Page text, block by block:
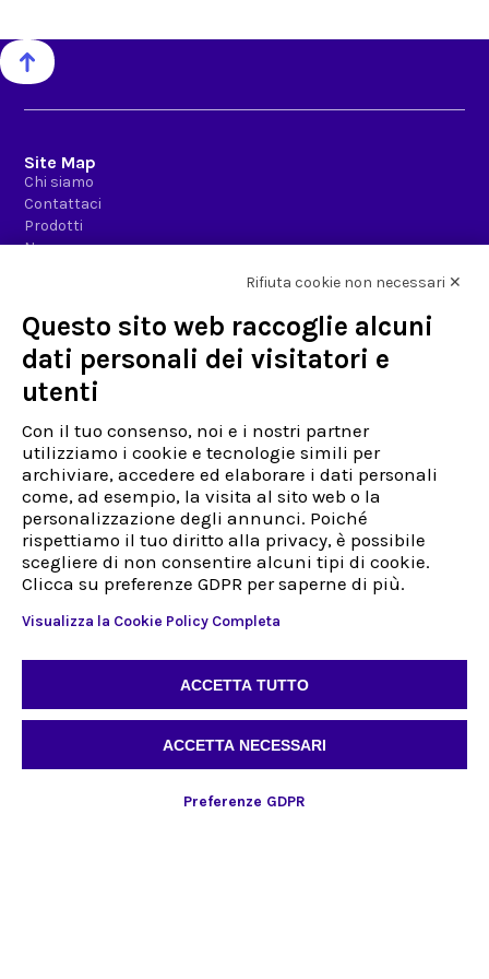
Site Map
Chi siamo
Contattaci
Prodotti
News-room
Privacy Policy & Info
Politiche per la qualità
Codice etico
Fatturazione Elettronica
Lavora con noi
Assistenza
Già Cliente
Nuovo Cliente
Indirizzo
Via Sestriere 3, 10060
Candiolo (TO)
Italy
Fax:+39 0113972132
Rifiuta cookie non necessari ✕
Questo sito web raccoglie alcuni
dati personali dei visitatori e
utenti
Con il tuo consenso, noi e i nostri partner
utilizziamo i cookie e tecnologie simili per
archiviare, accedere ed elaborare i dati personali
come, ad esempio, la visita al sito web o la
personalizzazione degli annunci. Poiché
rispettiamo il tuo diritto alla privacy, è possibile
scegliere di non consentire alcuni tipi di cookie.
Clicca su preferenze GDPR per saperne di più.
Visualizza la Cookie Policy Completa
ACCETTA TUTTO
ACCETTA NECESSARI
Preferenze GDPR